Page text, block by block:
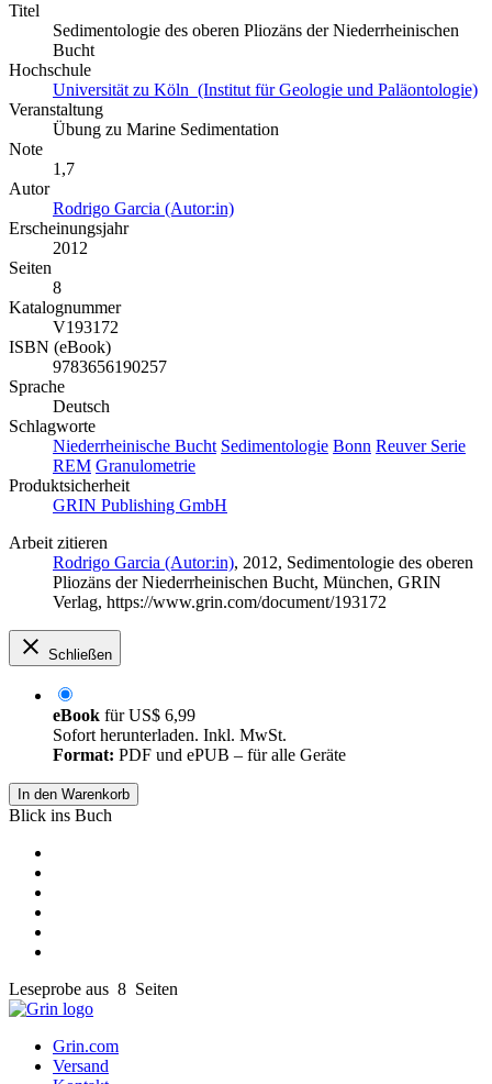
Titel
Sedimentologie des oberen Pliozäns der Niederrheinischen
Bucht
Hochschule
Universität zu Köln (Institut für Geologie und Paläontologie)
Veranstaltung
Übung zu Marine Sedimentation
Note
1,7
Autor
Rodrigo Garcia (Autor:in)
Erscheinungsjahr
2012
Seiten
8
Katalognummer
V193172
ISBN (eBook)
9783656190257
Sprache
Deutsch
Schlagworte
Niederrheinische Bucht Sedimentologie Bonn Reuver Serie
REM Granulometrie
Produktsicherheit
GRIN Publishing GmbH
Arbeit zitieren
Rodrigo Garcia (Autor:in), 2012, Sedimentologie des oberen
Pliozäns der Niederrheinischen Bucht, München, GRIN
Verlag, https://www.grin.com/document/193172
Schließen
eBook fürUS$ 6,99
Sofort herunterladen. Inkl. MwSt.
Format: PDF und ePUB – für alle Geräte
In den Warenkorb
Blick ins Buch
Leseprobe aus 8 Seiten
Grin.com
Versand